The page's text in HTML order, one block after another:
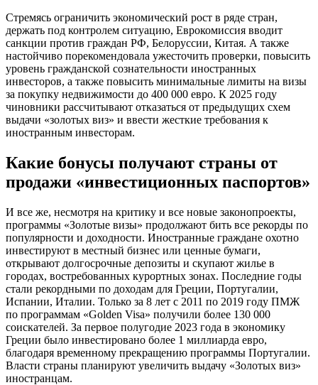
Стремясь ограничить экономический рост в ряде стран,
держать под контролем ситуацию, Еврокомиссия вводит
санкции против граждан РФ, Белоруссии, Китая. А также
настойчиво порекомендовала ужесточить проверки, повысить
уровень гражданской сознательности иностранных
инвесторов, а также повысить минимальные лимиты на визы
за покупку недвижимости до 400 000 евро. К 2025 году
чиновники рассчитывают отказаться от предыдущих схем
выдачи «золотых виз» и ввести жесткие требования к
иностранным инвесторам.
Какие бонусы получают страны от
продажи «инвестиционных паспортов»
И все же, несмотря на критику и все новые законопроекты,
программы «Золотые визы» продолжают бить все рекорды по
популярности и доходности. Иностранные граждане охотно
инвестируют в местный бизнес или ценные бумаги,
открывают долгосрочные депозиты и скупают жилье в
городах, востребованных курортных зонах. Последние годы
стали рекордными по доходам для Греции, Португалии,
Испании, Италии. Только за 8 лет с 2011 по 2019 году ПМЖ
по программам «Golden Visa» получили более 130 000
соискателей. За первое полугодие 2023 года в экономику
Греции было инвестировано более 1 миллиарда евро,
благодаря временному прекращению программы Португалии.
Власти страны планируют увеличить выдачу «Золотых виз»
иностранцам.